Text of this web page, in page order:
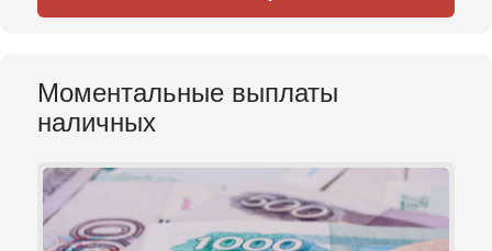
Моментальные выплаты
наличных